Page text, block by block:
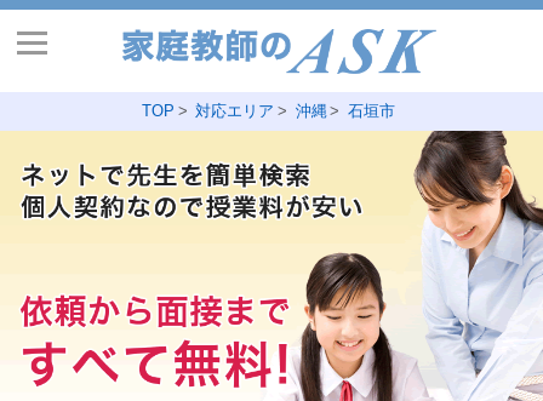
TOP 対応エリア 沖縄 石垣市